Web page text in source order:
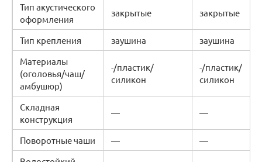
Тип акустического
оформления
закрытые закрытые
Тип крепления заушина
заушина
Материалы
(оголовья/чаш/
амбушюр)
-/пластик/
силикон
-/пластик/
силикон
Складная
конструкция
— —
Поворотные чаши —
—